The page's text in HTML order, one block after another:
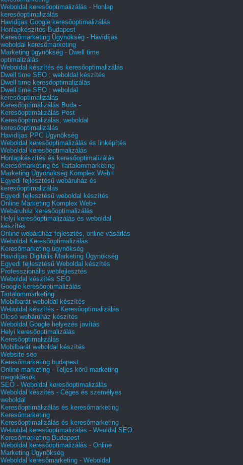
Weboldal keresőoptimalizálás - Honlap
keresőoptimalizálás
Havidíjas Google keresőoptimalizálás
Honlapkészítés Budapest
Keresőmarketing Ügynökség - Havidíjas
weboldal keresőmarketing
Marketing ügynökség - Dwell time
optimalizálás
Weboldal készítés és keresőoptimalizálás
Dwell time SEO : weboldal készítés
Dwell time keresőoptimalizálás
Dwell time SEO : weboldal
keresőoptimalizálás
Keresőoptimalizálás Buda -
Keresőoptimalizálás Pest
Keresőoptimalizálás, weboldal
keresőoptimalizálás
Havidíjas PPC Ügynökség
Weboldal keresőoptimalizálás és linképítés
Weboldal keresőoptimalizálás
Honlapkészítés és keresőoptimalizálás
Keresőmarketing és Tartalommarketing
Marketing Ügyönökség Komplex Web+
Egyedi fejlesztésű webáruház és
keresőoptimalizálás
Egyedi fejlesztésű weboldal készítés
Online Marketing Komplex Web+
Webáruház keresőoptimalizálás
Helyi keresőoptimalizálás és weboldal
készítés
Online webáruház fejlesztés, online vásárlás
Weboldal Keresőoptimalizálás
Keresőmarketing ügynökség
Havidíjas Digitális Marketing Ügynökség
Egyedi fejlesztésű Weboldal készítés
Professzionális webfejlesztés
Weboldal készítés SEO
Google keresőoptimalizálás
Tartalommarketing
Mobilbarát weboldal készítés
Weboldal készítés - Keresőoptimalizálás
Olcsó webáruház készítés
Weboldal Google helyezés javítás
Helyi keresőoptimalizálás
Keresőoptimalizálás
Mobilbarát weboldal készítés
Website seo
Keresőmarketing budapest
Online marketing - Teljes körű marketing
megoldások
SEO - Weboldal keresőoptimalizálás
Weboldal készítés - Céges és személyes
weboldal
Keresőoptimalizálás és keresőmarketing
Keresőmarketing
Keresőoptimalizálás és keresőmarketing
Weboldal keresőoptimalizálás - Weoldal SEO
Keresőmarketing Budapest
Weboldal keresőoptimalizálás - Online
Marketing Ügynökség
Weboldal keresőmarketing - Weboldal